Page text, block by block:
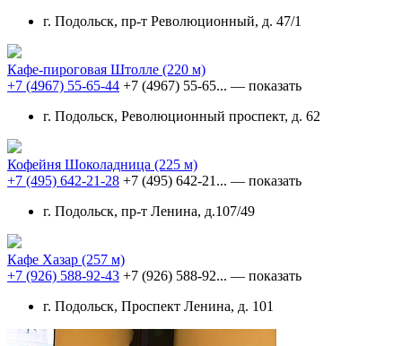
г. Подольск, пр-т Революционный, д. 47/1
Кафе-пироговая Штолле (220 м)
+7 (4967) 55-65-44 +7 (4967) 55-65... — показать
г. Подольск, Революционный проспект, д. 62
Кофейня Шоколадница (225 м)
+7 (495) 642-21-28 +7 (495) 642-21... — показать
г. Подольск, пр-т Ленина, д.107/49
Кафе Хазар (257 м)
+7 (926) 588-92-43 +7 (926) 588-92... — показать
г. Подольск, Проспект Ленина, д. 101